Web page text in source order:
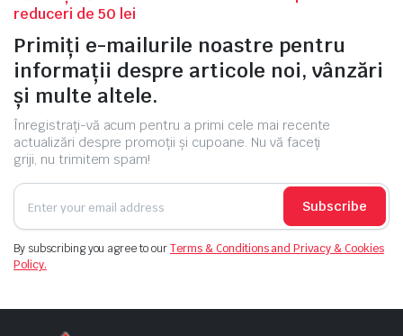
reduceri de 50 lei
Primiți e-mailurile noastre pentru
informații despre articole noi, vânzări
și multe altele.
Înregistrați-vă acum pentru a primi cele mai recente
actualizări despre promoții și cupoane. Nu vă faceți
griji, nu trimitem spam!
Subscribe
By subscribing you agree to ourTerms & Conditions and Privacy & Cookies
Policy.